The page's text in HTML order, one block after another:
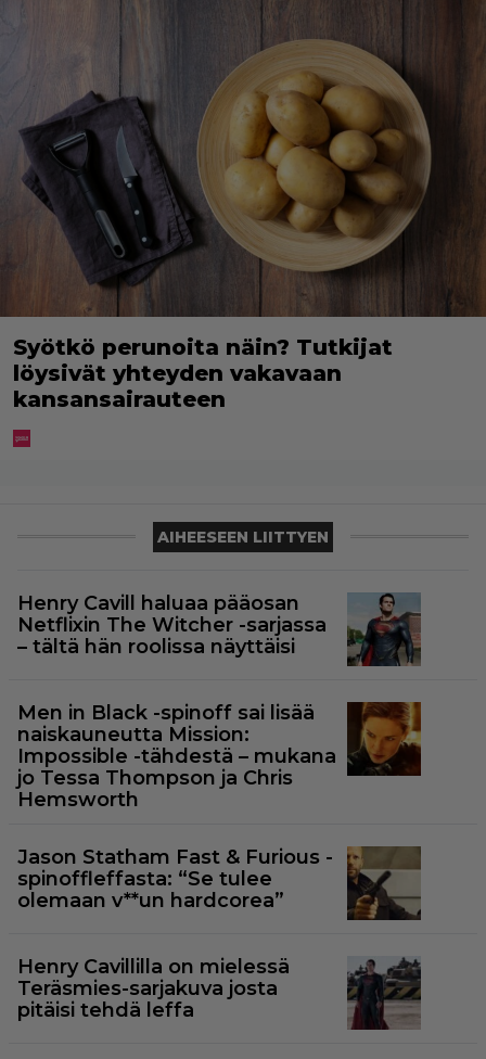
Syötkö perunoita näin? Tutkijat
löysivät yhteyden vakavaan
kansansairauteen
AIHEESEEN LIITTYEN
Henry Cavill haluaa pääosan
Netflixin The Witcher -sarjassa
– tältä hän roolissa näyttäisi
Men in Black -spinoff sai lisää
naiskauneutta Mission:
Impossible -tähdestä – mukana
jo Tessa Thompson ja Chris
Hemsworth
Jason Statham Fast & Furious -
spinoffleffasta: “Se tulee
olemaan v**un hardcorea”
Henry Cavillilla on mielessä
Teräsmies-sarjakuva josta
pitäisi tehdä leffa